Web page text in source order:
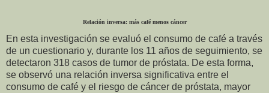
Relación inversa: más café menos cáncer
En esta investigación se evaluó el consumo de café a través
de un cuestionario y, durante los 11 años de seguimiento, se
detectaron 318 casos de tumor de próstata. De esta forma,
se observó una relación inversa significativa entre el
consumo de café y el riesgo de cáncer de próstata, mayor